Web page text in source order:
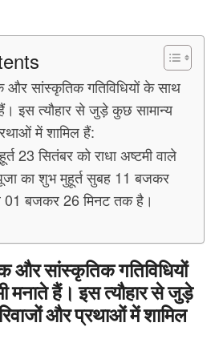
और सांस्कृतिक गतिविधियों के साथ
हैं। इस त्यौहार से जुड़े कुछ सामान्य
में शामिल हैं:
23 सितंबर को राधा अष्टमी वाले
पूजा का शुभ मुहूर्त सुबह 11 बजकर
01 बजकर 26 मिनट तक है।
और सांस्कृतिक गतिविधियों
मनाते हैं। इस त्यौहार से जुड़े
और प्रथाओं में शामिल